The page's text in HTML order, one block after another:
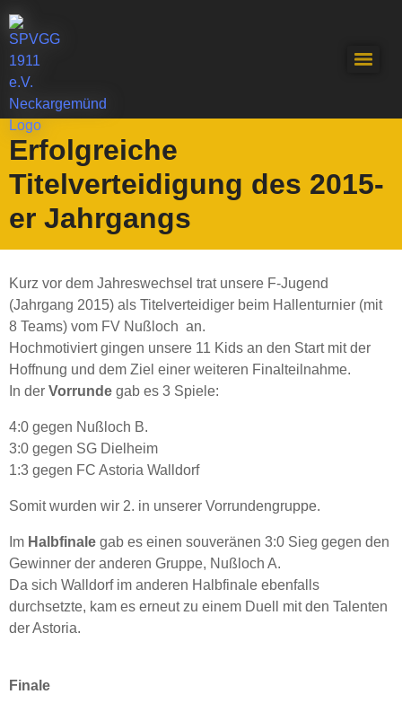
Erfolgreiche
Titelverteidigung des 2015-
er Jahrgangs
Kurz vor dem Jahreswechsel trat unsere F-Jugend
(Jahrgang 2015) als Titelverteidiger beim Hallenturnier (mit
8 Teams) vom FV Nußloch an.
Hochmotiviert gingen unsere 11 Kids an den Start mit der
Hoffnung und dem Ziel einer weiteren Finalteilnahme.
In der Vorrunde gab es 3 Spiele:
4:0 gegen Nußloch B.
3:0 gegen SG Dielheim
1:3 gegen FC Astoria Walldorf
Somit wurden wir 2. in unserer Vorrundengruppe.
Im Halbfinale gab es einen souveränen 3:0 Sieg gegen den
Gewinner der anderen Gruppe, Nußloch A.
Da sich Walldorf im anderen Halbfinale ebenfalls
durchsetzte, kam es erneut zu einem Duell mit den Talenten
der Astoria.
Finale